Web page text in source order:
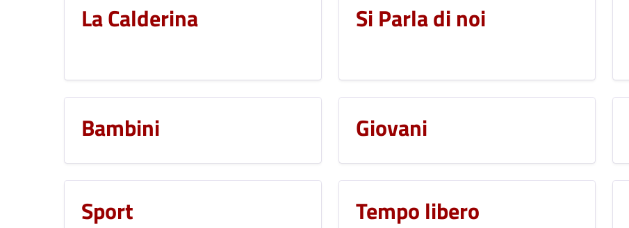
La Calderina Si Parla di noi
Bambini Giovani
Sport Tempo libero